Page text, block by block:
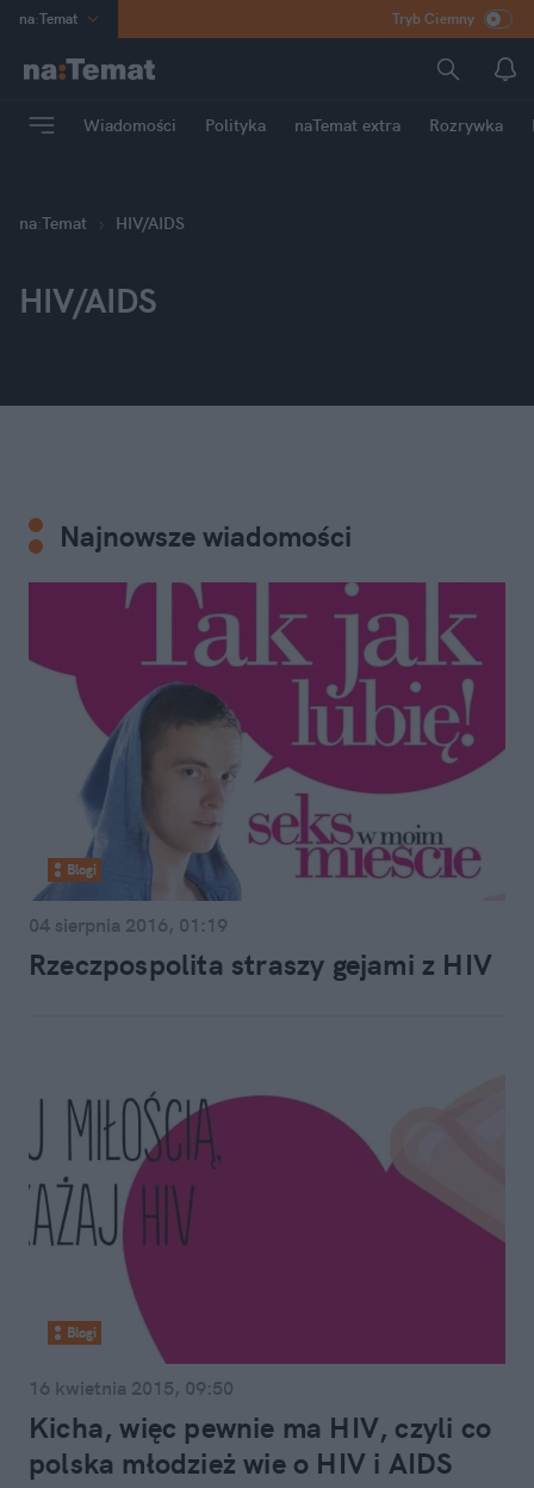
na:Temat
Poland
mama
Rozrywka
Tryb Ciemny
Wiadomości Polityka naTemat extra Rozrywka
na:Temat HIV/AIDS
HIV/AIDS
Najnowsze wiadomości
Blogi
04 sierpnia 2016, 01:19
Rzeczpospolita straszy gejami z HIV
Blogi
16 kwietnia 2015, 09:50
Kicha, więc pewnie ma HIV, czyli co
polska młodzież wie o HIV i AIDS